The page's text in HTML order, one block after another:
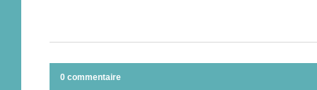
0 commentaire